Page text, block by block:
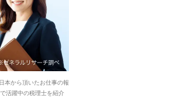
本から頂いたお仕事の報
活躍中の税理士を紹介